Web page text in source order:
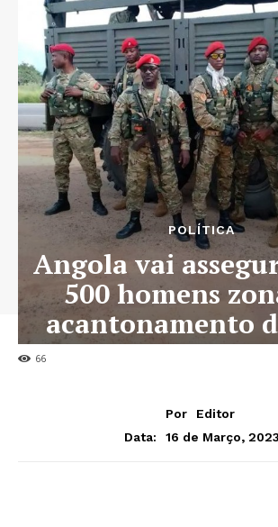
66
POLÍTICA
Angola vai
500 homens
acantonamento
na RDC
Por
Editor
Data:
16 de Março, 2023